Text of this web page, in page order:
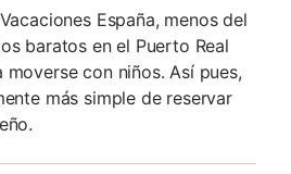
España, menos del
baratos en el Puerto Real
con niños. Así pues,
más simple de reservar